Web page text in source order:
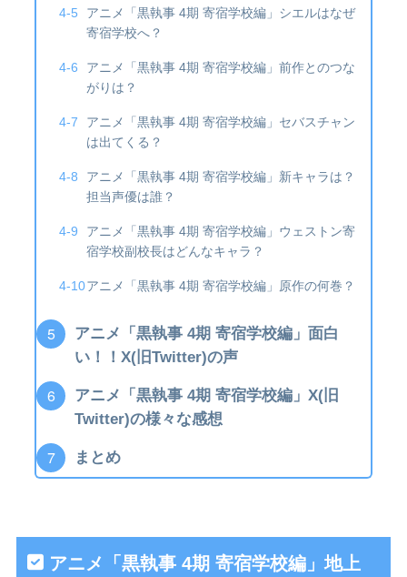
アニメ「黒執事 4期 寄宿学校編」シエルはなぜ
寄宿学校へ？
アニメ「黒執事 4期 寄宿学校編」前作とのつな
がりは？
アニメ「黒執事 4期 寄宿学校編」セバスチャン
は出てくる？
アニメ「黒執事 4期 寄宿学校編」新キャラは？
担当声優は誰？
アニメ「黒執事 4期 寄宿学校編」ウェストン寄
宿学校副校長はどんなキャラ？
アニメ「黒執事 4期 寄宿学校編」原作の何巻？
アニメ「黒執事 4期 寄宿学校編」面白
い！！X(旧Twitter)の声
アニメ「黒執事 4期 寄宿学校編」X(旧
Twitter)の様々な感想
まとめ
アニメ「黒執事 4期 寄宿学校編」地上